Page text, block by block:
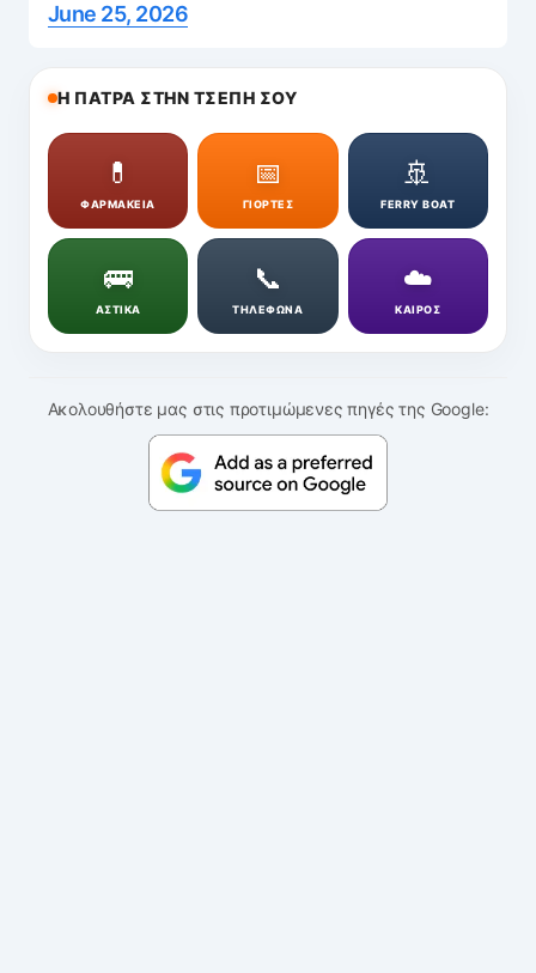
June 25, 2026
Η ΠΑΤΡΑ ΣΤΗΝ ΤΣΕΠΗ ΣΟΥ
💊
ΦΑΡΜΑΚΕΙΑ
📅
ΓΙΟΡΤΕΣ
🚢
FERRY BOAT
🚌
ΑΣΤΙΚΑ
📞
ΤΗΛΕΦΩΝΑ
☁️
ΚΑΙΡΟΣ
Ακολουθήστε μας στις προτιμώμενες πηγές της Google: